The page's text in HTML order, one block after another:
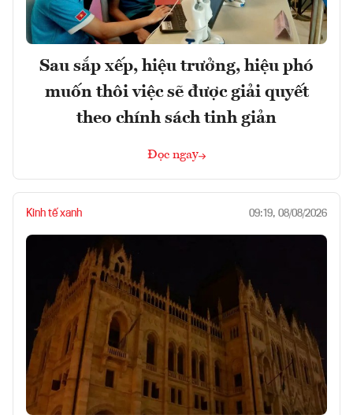
Sau sắp xếp, hiệu trưởng, hiệu phó
muốn thôi việc sẽ được giải quyết
theo chính sách tinh giản
Đọc ngay
Kinh tế xanh 09:19, 08/08/2026